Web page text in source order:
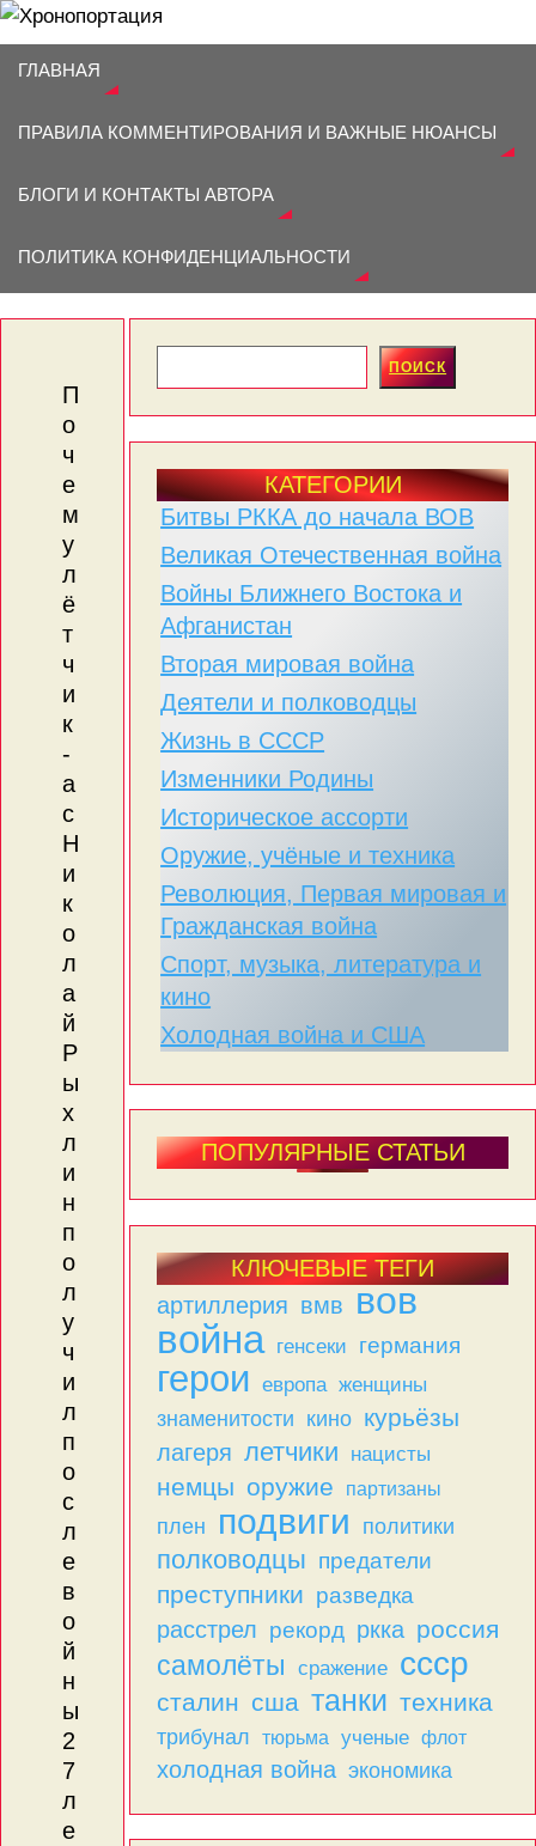
ХРОНОПОРТАЦИЯ
БЛОГ ПРО ВОИНОВ-ГЕРОЕВ И ЖИЗНЬ В СССР
ГЛАВНАЯ
ПРАВИЛА КОММЕНТИРОВАНИЯ И ВАЖНЫЕ НЮАНСЫ
БЛОГИ И КОНТАКТЫ АВТОРА
ПОЛИТИКА КОНФИДЕНЦИАЛЬНОСТИ
П
о
ч
е
м
у
л
ё
т
ч
и
к
-
а
с
Н
и
к
о
л
а
й
Р
ы
х
л
и
н
п
о
л
у
ч
и
л
п
о
с
л
е
в
о
й
н
ы
2
7
л
е
ПОИСК
КАТЕГОРИИ
Битвы РККА до начала ВОВ
Великая Отечественная война
Войны Ближнего Востока и
Афганистан
Вторая мировая война
Деятели и полководцы
Жизнь в СССР
Изменники Родины
Историческое ассорти
Оружие, учёные и техника
Революция, Первая мировая и
Гражданская война
Спорт, музыка, литература и
кино
Холодная война и США
ПОПУЛЯРНЫЕ СТАТЬИ
КЛЮЧЕВЫЕ ТЕГИ
артиллерия вмв вов
война генсеки германия
герои европа женщины
знаменитости кино курьёзы
лагеря летчики нацисты
немцы оружие партизаны
плен подвиги политики
полководцы предатели
преступники разведка
расстрел рекорд ркка россия
самолёты сражение ссср
сталин сша танки техника
трибунал тюрьма ученые флот
холодная война экономика